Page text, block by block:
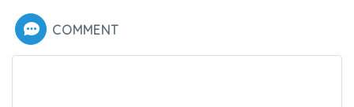
COMMENT